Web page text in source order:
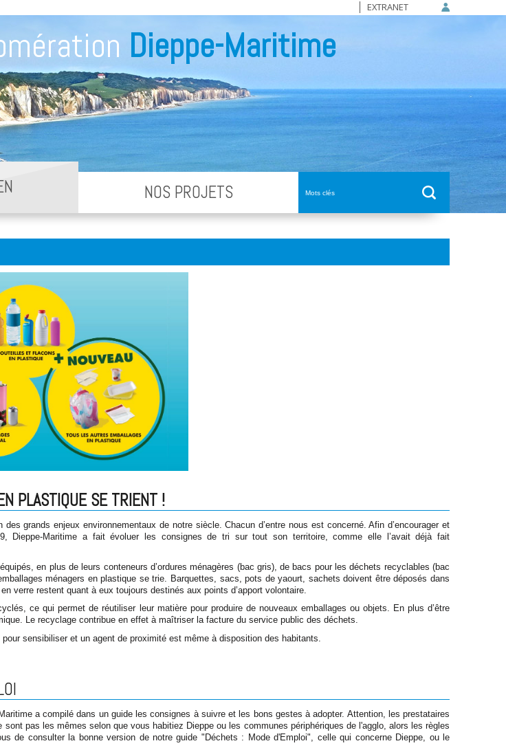
Dieppe-Maritime
EXTRANET
NOS PROJETS
PLASTIQUE SE TRIENT !
des grands enjeux environnementaux de notre siècle. Chacun d’entre nous est concerné. Afin d’encourager et
Dieppe-Maritime a fait évoluer les consignes de tri sur tout son territoire, comme elle l’avait déjà fait
en plus de leurs conteneurs d’ordures ménagères (bac gris), de bacs pour les déchets recyclables (bac
ménagers en plastique se trie. Barquettes, sacs, pots de yaourt, sachets doivent être déposés dans
verre restent quant à eux toujours destinés aux points d’apport volontaire.
ce qui permet de réutiliser leur matière pour produire de nouveaux emballages ou objets. En plus d’être
Le recyclage contribue en effet à maîtriser la facture du service public des déchets.
sensibiliser et un agent de proximité est même à disposition des habitants.
a compilé dans un guide les consignes à suivre et les bons gestes à adopter. Attention, les prestataires
pas les mêmes selon que vous habitiez Dieppe ou les communes périphériques de l'agglo, alors les règles
de consulter la bonne version de notre guide "Déchets : Mode d'Emploi", celle qui concerne Dieppe, ou le